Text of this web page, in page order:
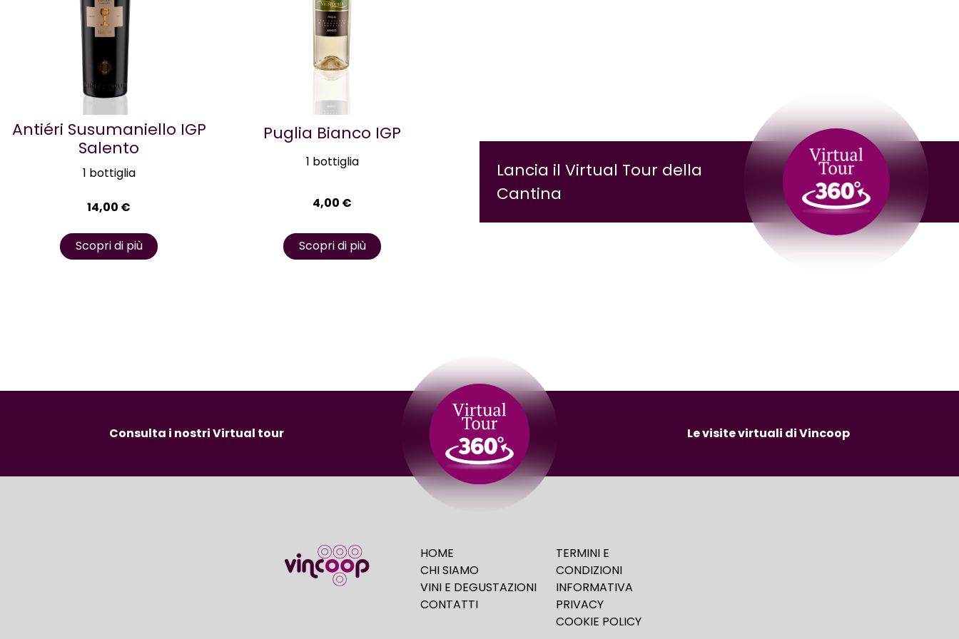
Antiéri Susumaniello IGP
Salento
1 bottiglia
14,00 €
Scopri di più
Puglia Bianco IGP
1 bottiglia
4,00 €
Scopri di più
Lancia il Virtual Tour della
Cantina
Consulta i nostri Virtual tour Le visite virtuali di Vincoop
HOME
CHI SIAMO
VINI E DEGUSTAZIONI
CONTATTI
TERMINI E
CONDIZIONI
INFORMATIVA
PRIVACY
COOKIE POLICY